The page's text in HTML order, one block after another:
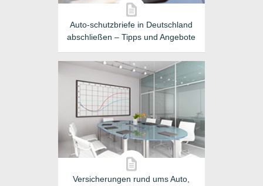
Auto-schutzbriefe in Deutschland
abschließen – Tipps und Angebote
Versicherungen rund ums Auto,